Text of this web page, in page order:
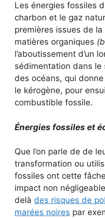
Les énergies fossiles
charbon et le gaz
premières issues de
matières organiques
l’aboutissement d’un
sédimentation dans
des océans, qui
le kérogène, pour
combustible fossile.
Énergies fossiles et
Que l’on parle de de
transformation ou
fossiles ont cette
impact non
delà des risques de
marées noires par